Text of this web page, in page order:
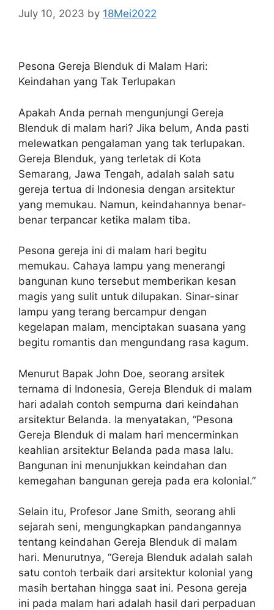
July 10, 2023 by 18Mei2022
Pesona Gereja Blenduk di Malam Hari:
Keindahan yang Tak Terlupakan
Apakah Anda pernah mengunjungi Gereja
Blenduk di malam hari? Jika belum, Anda pasti
melewatkan pengalaman yang tak terlupakan.
Gereja Blenduk, yang terletak di Kota
Semarang, Jawa Tengah, adalah salah satu
gereja tertua di Indonesia dengan arsitektur
yang memukau. Namun, keindahannya benar-
benar terpancar ketika malam tiba.
Pesona gereja ini di malam hari begitu
memukau. Cahaya lampu yang menerangi
bangunan kuno tersebut memberikan kesan
magis yang sulit untuk dilupakan. Sinar-sinar
lampu yang terang bercampur dengan
kegelapan malam, menciptakan suasana yang
begitu romantis dan mengundang rasa kagum.
Menurut Bapak John Doe, seorang arsitek
ternama di Indonesia, Gereja Blenduk di malam
hari adalah contoh sempurna dari keindahan
arsitektur Belanda. Ia menyatakan, “Pesona
Gereja Blenduk di malam hari mencerminkan
keahlian arsitektur Belanda pada masa lalu.
Bangunan ini menunjukkan keindahan dan
kemegahan bangunan gereja pada era kolonial.”
Selain itu, Profesor Jane Smith, seorang ahli
sejarah seni, mengungkapkan pandangannya
tentang keindahan Gereja Blenduk di malam
hari. Menurutnya, “Gereja Blenduk adalah salah
satu contoh terbaik dari arsitektur kolonial yang
masih bertahan hingga saat ini. Pesona gereja
ini pada malam hari adalah hasil dari perpaduan